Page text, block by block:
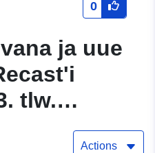
0
ja uue
tlw.
Actions